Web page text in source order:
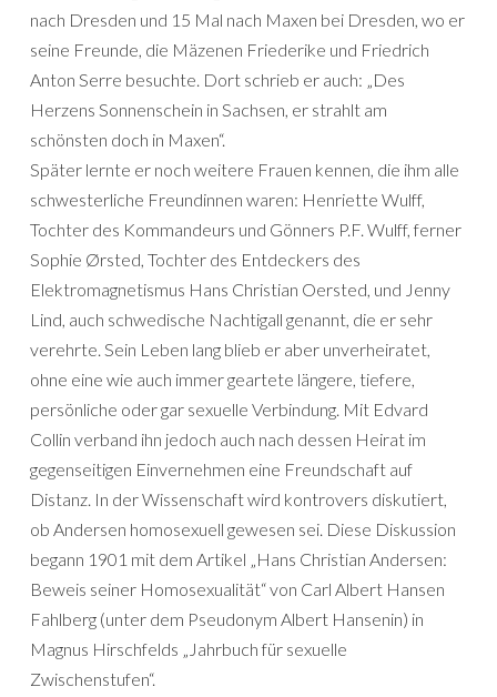
nach Dresden und 15 Mal nach Maxen bei Dresden, wo er
seine Freunde, die Mäzenen Friederike und Friedrich
Anton Serre besuchte. Dort schrieb er auch: „Des
Herzens Sonnenschein in Sachsen, er strahlt am
schönsten doch in Maxen“.
Später lernte er noch weitere Frauen kennen, die ihm alle
schwesterliche Freundinnen waren: Henriette Wulff,
Tochter des Kommandeurs und Gönners P.F. Wulff, ferner
Sophie Ørsted, Tochter des Entdeckers des
Elektromagnetismus Hans Christian Oersted, und Jenny
Lind, auch schwedische Nachtigall genannt, die er sehr
verehrte. Sein Leben lang blieb er aber unverheiratet,
ohne eine wie auch immer geartete längere, tiefere,
persönliche oder gar sexuelle Verbindung. Mit Edvard
Collin verband ihn jedoch auch nach dessen Heirat im
gegenseitigen Einvernehmen eine Freundschaft auf
Distanz. In der Wissenschaft wird kontrovers diskutiert,
ob Andersen homosexuell gewesen sei. Diese Diskussion
begann 1901 mit dem Artikel „Hans Christian Andersen:
Beweis seiner Homosexualität“ von Carl Albert Hansen
Fahlberg (unter dem Pseudonym Albert Hansenin) in
Magnus Hirschfelds „Jahrbuch für sexuelle
Zwischenstufen“.